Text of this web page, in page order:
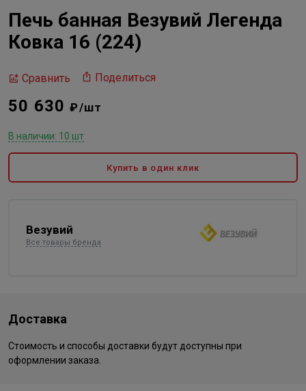
Печь банная Везувий Легенда
Ковка 16 (224)
Сравнить Поделиться
50 630₽/шт
В наличии: 10 шт
Купить в один клик
Везувий
Все товары бренда
Доставка
Стоимость и способы доставки будут доступны при
оформлении заказа.